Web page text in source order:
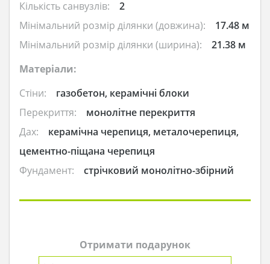
Кількість санвузлів:
2
Мінімальний розмір ділянки (довжина):
17.48 м
Мінімальний розмір ділянки (ширина):
21.38 м
Матеріали:
Стіни:
газобетон, керамічні блоки
Перекриття:
монолітне перекриття
Дах:
керамічна черепиця, металочерепиця,
цементно-піщана черепиця
Фундамент:
стрічковий монолітно-збірний
Отримати подарунок